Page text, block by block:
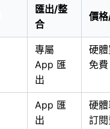
匯出/整
合
價
專屬
App 匯
出
硬
免費
App 匯
出
硬
訂閱